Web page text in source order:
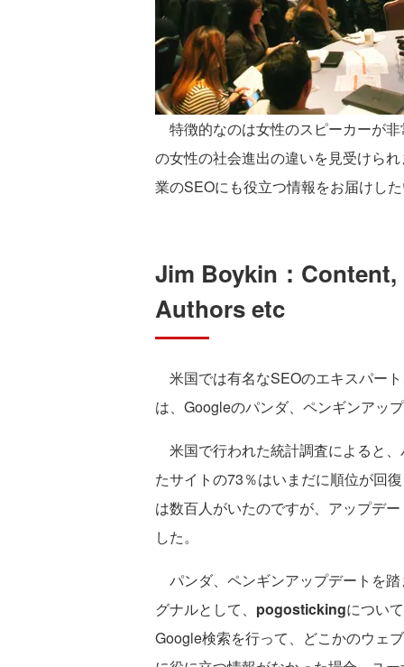
特徴的なのは女性のスピーカーが
の女性の社会進出の違いを見受けら
業のSEOにも役立つ情報をお届けし
Jim Boykin：
Authors etc
米国では有名なSEOのエキスパー
は、Googleのパンダ、ペンギンアッ
米国で行われた統計調査によると
たサイトの73％はいまだに順位が回
は数百人がいたのですが、アップデ
した。
パンダ、ペンギンアップデートを
グナルとして、 pogostickingについ
Google検索を行って、どこかのウェ